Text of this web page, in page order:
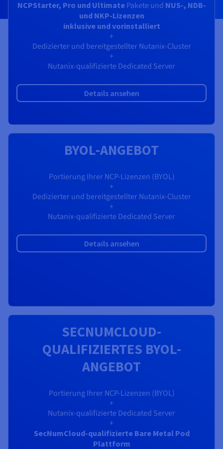
Preise
Verfügbarkeit nach Regionen
Roadmap und Changelog
Roadmap und Changelog
Roadmap und Changelog
Roadmap und Changelog
Roadmap und Changelog
NCPStarter, Pro und UltimatePakete und NUS-, NDB-
und NKP-Lizenzen
inklusive und vorinstalliert
+
Dedizierter und bereitgestellter Nutanix-Cluster
+
Nutanix-qualifizierte Dedicated Server
Details ansehen
BYOL-ANGEBOT
Portierung Ihrer NCP-Lizenzen (BYOL)
+
Dedizierter und bereitgestellter Nutanix-Cluster
+
Nutanix-qualifizierte Dedicated Server
Details ansehen
SECNUMCLOUD-
QUALIFIZIERTES BYOL-
ANGEBOT
Portierung Ihrer NCP-Lizenzen (BYOL)
+
Nutanix-qualifizierte Dedicated Server
+
SecNumCloud-qualifizierte Bare Metal Pod
Plattform